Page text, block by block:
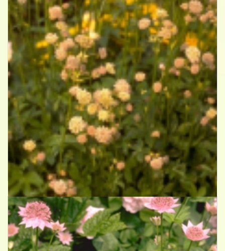
Zeeuws knoopje
Astrantia carniolica